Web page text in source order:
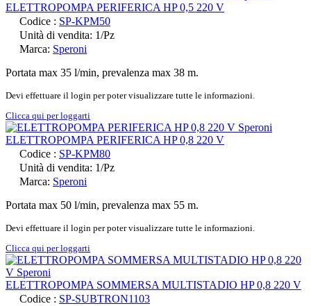
ELETTROPOMPA PERIFERICA HP 0,5 220 V
Codice : SP-KPM50
Unità di vendita: 1/Pz
Marca: Speroni
Portata max 35 l/min, prevalenza max 38 m.
Devi effettuare il login per poter visualizzare tutte le informazioni.
Clicca qui per loggarti
ELETTROPOMPA PERIFERICA HP 0,8 220 V
Codice : SP-KPM80
Unità di vendita: 1/Pz
Marca: Speroni
Portata max 50 l/min, prevalenza max 55 m.
Devi effettuare il login per poter visualizzare tutte le informazioni.
Clicca qui per loggarti
ELETTROPOMPA SOMMERSA MULTISTADIO HP 0,8 220 V
Codice : SP-SUBTRON1103